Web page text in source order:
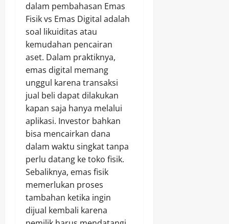
dalam pembahasan Emas
Fisik vs Emas Digital adalah
soal likuiditas atau
kemudahan pencairan
aset. Dalam praktiknya,
emas digital memang
unggul karena transaksi
jual beli dapat dilakukan
kapan saja hanya melalui
aplikasi. Investor bahkan
bisa mencairkan dana
dalam waktu singkat tanpa
perlu datang ke toko fisik.
Sebaliknya, emas fisik
memerlukan proses
tambahan ketika ingin
dijual kembali karena